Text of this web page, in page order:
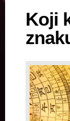
Koji